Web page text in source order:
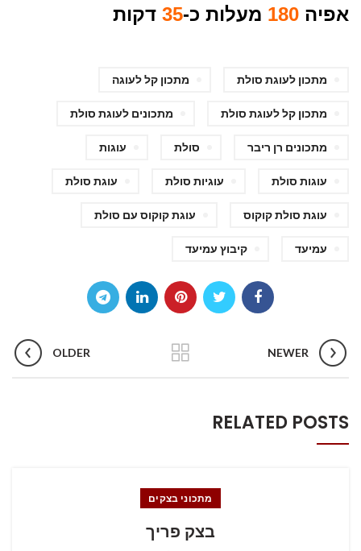
אפיה 180 מעלות כ-35 דקות
מתכון לעוגת סולת מתכון קל לעוגה
מתכון קל לעוגת סולת מתכונים לעוגת סולת
מתכונים רן ריבר סולת עוגות
עוגות סולת עוגיות סולת עוגת סולת
עוגת סולת קוקוס עוגת קוקוס עם סולת
עמיעד קיבוץ עמיעד
NEWER
OLDER
RELATED POSTS
מתכוני בצקים
בצק פריך